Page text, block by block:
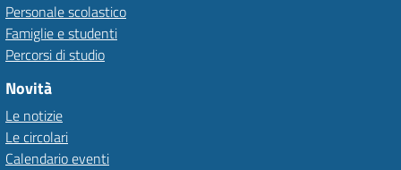
Personale scolastico
Famiglie e studenti
Percorsi di studio
Novità
Le notizie
Le circolari
Calendario eventi